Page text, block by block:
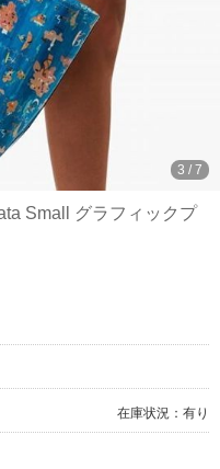
3 / 7
Small グラフィックプ
在庫状況：有り